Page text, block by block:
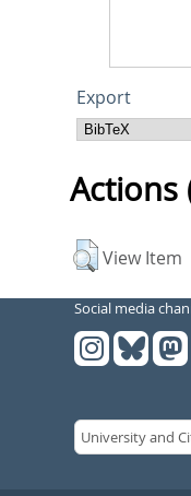
Export
Actions
View Item
Social media